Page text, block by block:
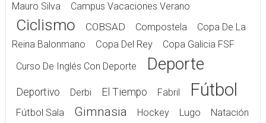
Mauro Silva
Campus Vacaciones Verano
Ciclismo COBSAD Compostela
Copa De La
Reina Balonmano
Copa Del Rey
Copa Galicia FSF
Curso De Inglés Con Deporte
Deporte
Deportivo Derbi El Tiempo Fabril Fútbol
Fútbol Sala Gimnasia Hockey Lugo Natación